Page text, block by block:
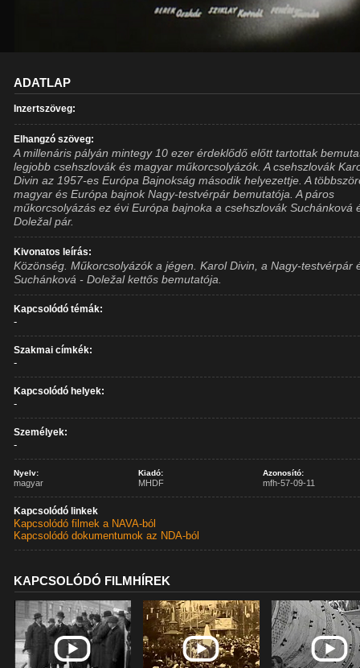
ADATLAP
Inzertszöveg:
Elhangzó szöveg:
A millenáris pályán mintegy 10 ezer érdeklődő előtt tartottak
legjobb csehszlovák és magyar műkorcsolyázók. A csehszlovák
Divin az 1957-es Európa Bajnokság második helyezettje. A
magyar és Európa bajnok Nagy-testvérpár bemutatója. A páros
műkorcsolyázás ez évi Európa bajnoka a csehszlovák Suchánková
Doležal pár.
Kivonatos leírás:
Közönség. Műkorcsolyázók a jégen. Karol Divin, a Nagy-testvérpár
Suchánková - Doležal kettős bemutatója.
Kapcsolódó témák:
-
Szakmai címkék:
-
Kapcsolódó helyek:
-
Személyek:
-
Nyelv:
magyar
Kiadó:
MHDF
Azonosító:
mfh-57-09-11
Kapcsolódó linkek
Kapcsolódó filmek a NAVA-ból
Kapcsolódó dokumentumok az NDA-ból
KAPCSOLÓDÓ FILMHÍREK